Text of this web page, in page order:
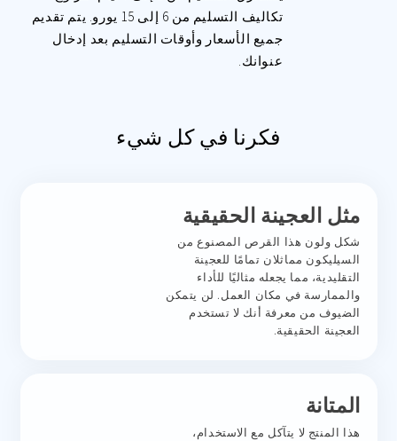
تكاليف التسليم من 6 إلى 15 يورو. يتم تقديم
جميع الأسعار وأوقات التسليم بعد إدخال
عنوانك.
فكرنا في كل شيء
مثل العجينة الحقيقية
شكل ولون هذا القرص المصنوع من
السيليكون مماثلان تمامًا للعجينة
التقليدية، مما يجعله مثاليًا للأداء
والممارسة في مكان العمل. لن يتمكن
الضيوف من معرفة أنك لا تستخدم
العجينة الحقيقية.
المتانة
هذا المنتج لا يتآكل مع الاستخدام،